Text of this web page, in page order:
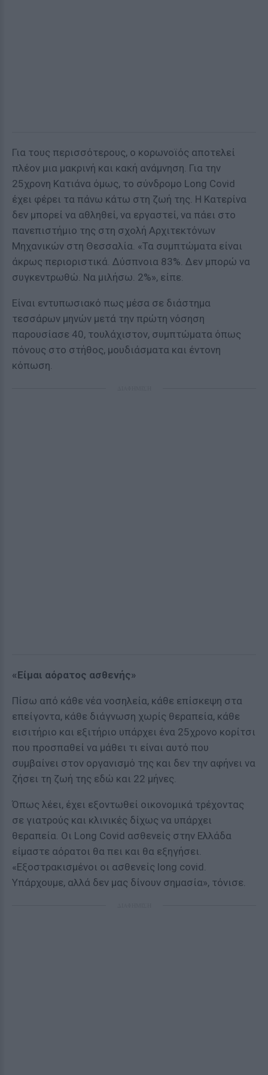
Για τους περισσότερους, ο κορωνοϊός αποτελεί
πλέον μια μακρινή και κακή ανάμνηση. Για την
25χρονη Κατιάνα όμως, το σύνδρομο Long Covid
έχει φέρει τα πάνω κάτω στη ζωή της. Η Κατερίνα
δεν μπορεί να αθληθεί, να εργαστεί, να πάει στο
πανεπιστήμιο της στη σχολή Αρχιτεκτόνων
Μηχανικών στη Θεσσαλία. «Τα συμπτώματα είναι
άκρως περιοριστικά. Δύσπνοια 83%. Δεν μπορώ να
συγκεντρωθώ. Να μιλήσω. 2%», είπε.
Είναι εντυπωσιακό πως μέσα σε διάστημα
τεσσάρων μηνών μετά την πρώτη νόσηση
παρουσίασε 40, τουλάχιστον, συμπτώματα όπως
πόνους στο στήθος, μουδιάσματα και έντονη
κόπωση.
«Είμαι αόρατος ασθενής»
Πίσω από κάθε νέα νοσηλεία, κάθε επίσκεψη στα
επείγοντα, κάθε διάγνωση χωρίς θεραπεία, κάθε
εισιτήριο και εξιτήριο υπάρχει ένα 25χρονο κορίτσι
που προσπαθεί να μάθει τι είναι αυτό που
συμβαίνει στον οργανισμό της και δεν την αφήνει να
ζήσει τη ζωή της εδώ και 22 μήνες.
Όπως λέει, έχει εξοντωθεί οικονομικά τρέχοντας
σε γιατρούς και κλινικές δίχως να υπάρχει
θεραπεία. Οι Long Covid ασθενείς στην Ελλάδα
είμαστε αόρατοι θα πει και θα εξηγήσει.
«Εξοστρακισμένοι οι ασθενείς long covid.
Υπάρχουμε, αλλά δεν μας δίνουν σημασία», τόνισε.